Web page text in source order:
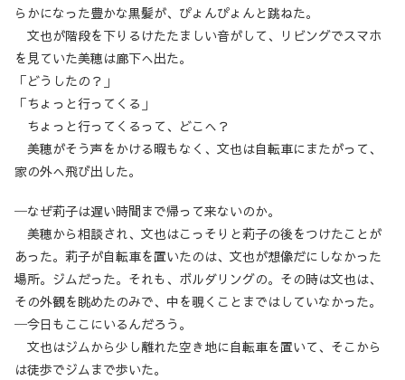
らかになった豊かな黒髪が、ぴょんぴょんと跳ねた。
文也が階段を下りるけたたましい音がして、リビングでスマホ
を見ていた美穂は廊下へ出た。
「どうしたの？」
「ちょっと行ってくる」
ちょっと行ってくるって、どこへ？
美穂がそう声をかける暇もなく、文也は自転車にまたがって、
家の外へ飛び出した。
─なぜ莉子は遅い時間まで帰って来ないのか。
美穂から相談され、文也はこっそりと莉子の後をつけたことが
あった。莉子が自転車を置いたのは、文也が想像だにしなかった
場所。ジムだった。それも、ボルダリングの。その時は文也は、
その外観を眺めたのみで、中を覗くことまではしていなかった。
─今日もここにいるんだろう。
文也はジムから少し離れた空き地に自転車を置いて、そこから
は徒歩でジムまで歩いた。